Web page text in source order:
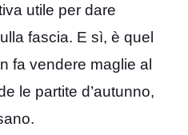
utile per dare
fascia. E sì, è quel
fa vendere maglie al
le partite d’autunno,